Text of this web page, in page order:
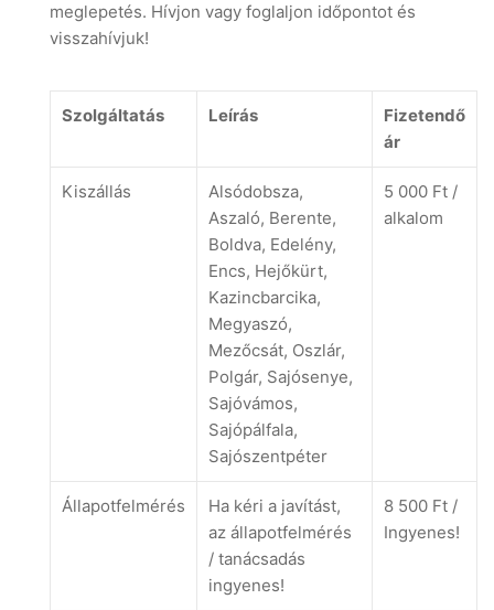
meglepetés. Hívjon vagy foglaljon időpontot és
visszahívjuk!
Szolgáltatás Leírás
Fizetendő
ár
Kiszállás
Alsódobsza,
Aszaló, Berente,
Boldva, Edelény,
Encs, Hejőkürt,
Kazincbarcika,
Megyaszó,
Mezőcsát, Oszlár,
Polgár, Sajósenye,
Sajóvámos,
Sajópálfala,
Sajószentpéter
5 000 Ft /
alkalom
Állapotfelmérés
Ha kéri a javítást,
az állapotfelmérés
/ tanácsadás
ingyenes!
8 500 Ft /
Ingyenes!